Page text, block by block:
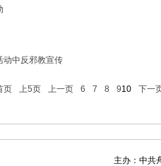
动中反邪教宣传
页 上5页 上一页 6 7 8 910 下一
主办：中共